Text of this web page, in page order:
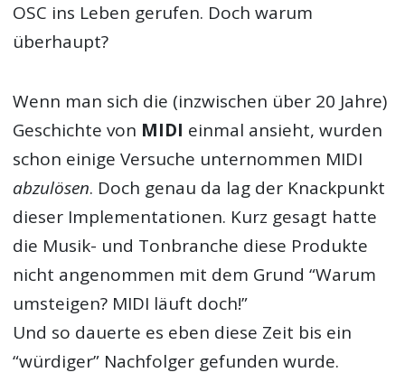
OSC ins Leben gerufen. Doch warum
überhaupt?
Wenn man sich die (inzwischen über 20 Jahre)
Geschichte von MIDI einmal ansieht, wurden
schon einige Versuche unternommen MIDI
abzulösen. Doch genau da lag der Knackpunkt
dieser Implementationen. Kurz gesagt hatte
die Musik- und Tonbranche diese Produkte
nicht angenommen mit dem Grund “Warum
umsteigen? MIDI läuft doch!”
Und so dauerte es eben diese Zeit bis ein
“würdiger” Nachfolger gefunden wurde.